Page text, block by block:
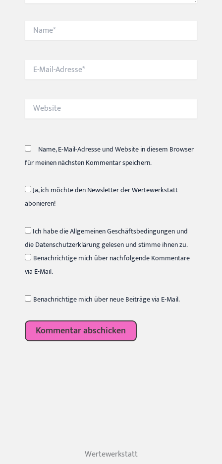
Name*
Mail-
Website
Name, E-Mail-Adresse und Website in diesem Browser
für meinen nächsten Kommentar speichern.
Ja, ich möchte den Newsletter der Wertewerkstatt
abonieren!
Ich habe die Allgemeinen Geschäftsbedingungen und
die Datenschutzerklärung gelesen und stimme ihnen zu.
Benachrichtige mich über nachfolgende Kommentare
via E-Mail.
Benachrichtige mich über neue Beiträge via E-Mail.
Wertewerkstatt